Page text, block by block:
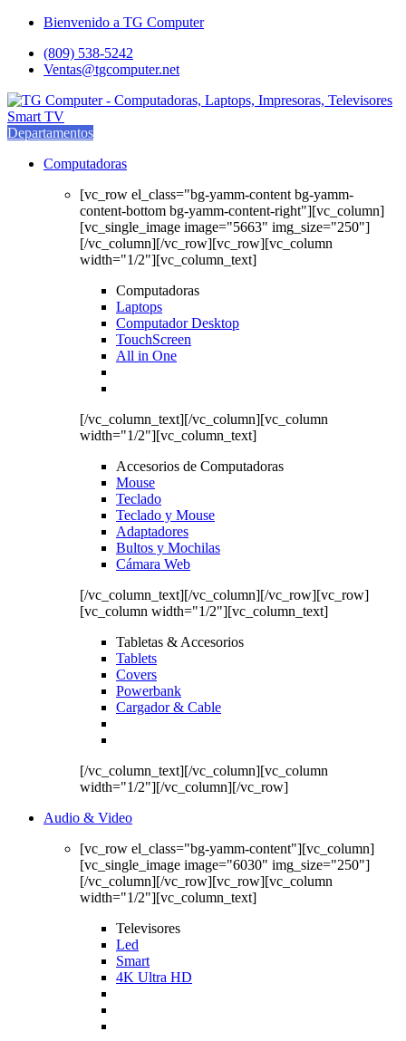
Saltar
navegación
saltar
contenido
Bienvenido a TG Computer
(809) 538-5242
Ventas@tgcomputer.net
Departamentos
Computadoras
[vc_row el_class="bg-yamm-content bg-yamm-
content-bottom bg-yamm-content-right"][vc_column]
[vc_single_image image="5663" img_size="250"]
[/vc_column][/vc_row][vc_row][vc_column
width="1/2"][vc_column_text]
Computadoras
Laptops
Computador Desktop
TouchScreen
All in One
[/vc_column_text][/vc_column][vc_column
width="1/2"][vc_column_text]
Accesorios de Computadoras
Mouse
Teclado
Teclado y Mouse
Adaptadores
Bultos y Mochilas
Cámara Web
[/vc_column_text][/vc_column][/vc_row][vc_row]
[vc_column width="1/2"][vc_column_text]
Tabletas & Accesorios
Tablets
Covers
Powerbank
Cargador & Cable
[/vc_column_text][/vc_column][vc_column
width="1/2"][/vc_column][/vc_row]
Audio & Video
[vc_row el_class="bg-yamm-content"][vc_column]
[vc_single_image image="6030" img_size="250"]
[/vc_column][/vc_row][vc_row][vc_column
width="1/2"][vc_column_text]
Televisores
Led
Smart
4K Ultra HD